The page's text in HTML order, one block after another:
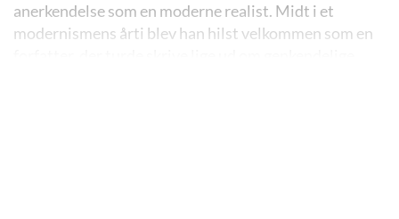
anerkendelse som en moderne realist. Midt i et
modernismens årti blev han hilst velkommen som en